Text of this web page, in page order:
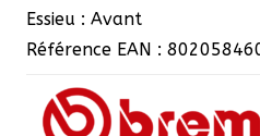
Essieu : Avant
Référence EAN :